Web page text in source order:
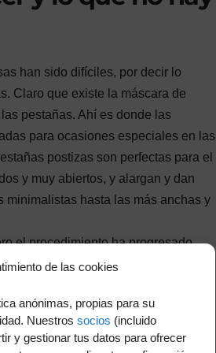
de las cookies
anónimas, propias para su
Nuestros socios (incluido
y gestionar tus datos para ofrecer
han sido difíciles, por decir lo
Claro que existe la máscara de
pestañas. Ahí es donde las
para ocasiones especiales en las
postizas son perfectas para el
y muy abiertos, y alargan y dan
minimalistas hasta las más anchas y
el procedimiento ha progresado
de pegamento o cinta
Cuando busques las mejores
tener en cuenta que la
en la raíz de las pestañas, donde
lo consigue.